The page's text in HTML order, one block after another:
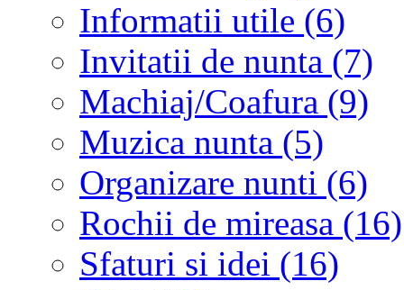
Informatii utile (6)
Invitatii de nunta (7)
Machiaj/Coafura (9)
Muzica nunta (5)
Organizare nunti (6)
Rochii de mireasa (16)
Sfaturi si idei (16)